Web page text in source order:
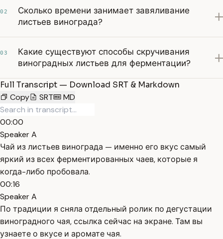
02
Сколько времени занимает завяливание
листьев винограда?
03
Какие существуют способы скручивания
виноградных листьев для ферментации?
Full Transcript — Download SRT & Markdown
Copy
SRT MD
00:00
Speaker A
Чай из листьев винограда — именно его вкус самый
яркий из всех ферментированных чаев, которые я
когда-либо пробовала.
00:16
Speaker A
По традиции я сняла отдельный ролик по дегустации
виноградного чая, ссылка сейчас на экране. Там вы
узнаете о вкусе и аромате чая.